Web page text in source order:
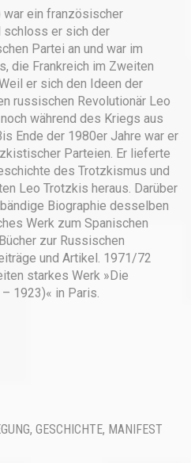
ein französischer
schloss er sich der
Partei an und war im
die Frankreich im Zweiten
er sich den Ideen der
russischen Revolutionär Leo
während des Kriegs aus
Ende der 1980er Jahre war er
Parteien. Er lieferte
des Trotzkismus und
Leo Trotzkis heraus. Darüber
Biographie desselben
Werk zum Spanischen
zur Russischen
und Artikel. 1971/72
starkes Werk »Die
1923)« in Paris.
, GESCHICHTE, MANIFEST